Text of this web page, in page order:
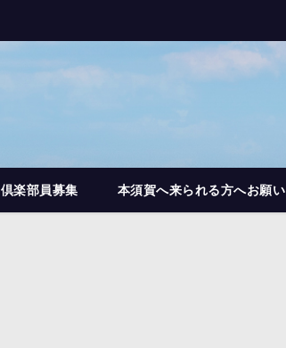
倶楽部員募集 本須賀へ来られる方へお願い